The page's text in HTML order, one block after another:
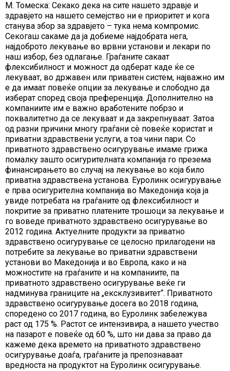
М. Томеска: Секако дека на сите нашето здравје и
здравјето на нашето семејство ни е приоритет и кога
станува збор за здравјето – тука нема компромис.
Секогаш сакаме да ја добиеме најдобрата нега,
најдоброто лекување во врвни установи и лекари по
наш избор, без одлагање. Граѓаните сакаат
флексибилност и можност да одберат каде ќе се
лекуваат, во државен или приватен систем, најважно им
е да имаат повеќе опции за лекување и слободно да
изберат според своја преференција. Дополнително на
компаниите им е важно вработените побрзо и
поквалитетно да се лекуваат и да закрепнуваат. Затоа
од разни причини многу граѓани сѐ повеќе користат и
приватни здравствени услуги, а тоа чини пари. Со
приватното здравствено осигурување имаме грижа
помалку зашто осигурителната компанија го презема
финансирањето во случај на лекување во која било
приватна здравствена установа. Еуролинк осигурување
е прва осигурителна компанија во Македонија која ја
увиде потребата на граѓаните од флексибилност и
покритие за приватно платените трошоци за лекување и
го воведе приватното здравствено осигурување во
2012 година. Актуелните продукти за приватно
здравствено осигурување се целосно прилагодени на
потребите за лекување во приватни здравствени
установи во Македонија и во Европа, како и на
можностите на граѓаните и на компаниите, па
приватното здравствено осигурување веќе ги
надминува границите на „ексклузивитет“. Приватното
здравствено осигурување досега во 2018 година,
споредено со 2017 година, во Еуролинк забележува
раст од 175 %. Растот се интензивира, а нашето учество
на пазарот е повеќе од 60 %, што ни дава за право да
кажеме дека времето на приватното здравствено
осигурување доаѓа, граѓаните ја препознаваат
вредноста на продуктот на Еуролинк осигурување.